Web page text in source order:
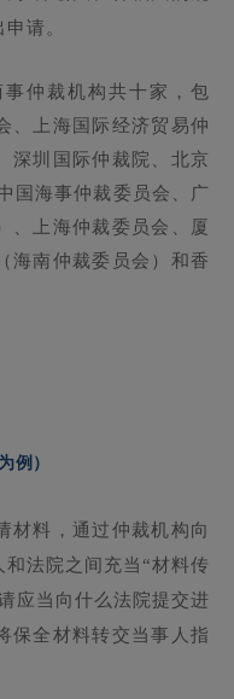
请。
仲裁机构共十家，包
、上海国际经济贸易仲
深圳国际仲裁院、北京
国海事仲裁委员会、广
、上海仲裁委员会、厦
海南仲裁委员会）和香
例）
材料，通过仲裁机构向
法院之间充当“材料传
应当向什么法院提交进
保全材料转交当事人指